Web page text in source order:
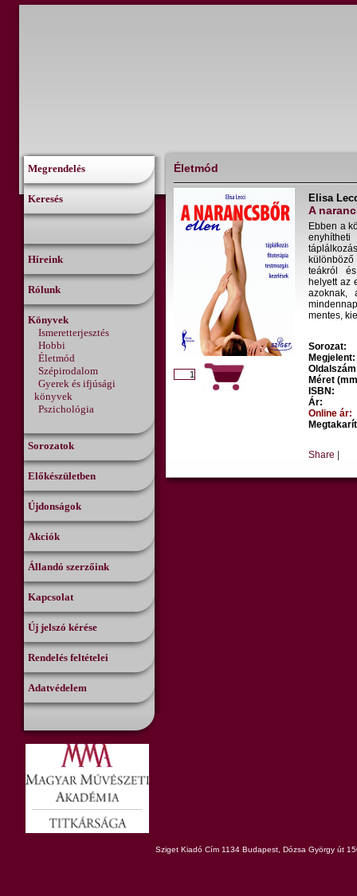
Megrendelés
Keresés
Híreink
Rólunk
Könyvek
Ismeretterjesztés
Hobbi
Életmód
Szépirodalom
Gyerek és ifjúsági
könyvek
Pszichológia
Sorozatok
Előkészületben
Újdonságok
Akciók
Állandó szerzőink
Kapcsolat
Új jelszó kérése
Rendelés feltételei
Adatvédelem
Életmód
Elisa
A
Ebben a
teákról
helyett az
azoknak,
mentes,
Sorozat:
Megjelent:
Méret
ISBN:
Ár:
Online ár:
Share
Sziget Kiadó Cím 1134 Budapest, Dózsa György út